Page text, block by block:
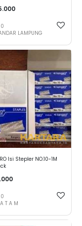
0
LAMPUNG
Isi Stepler NO.10-1M
0
T A M